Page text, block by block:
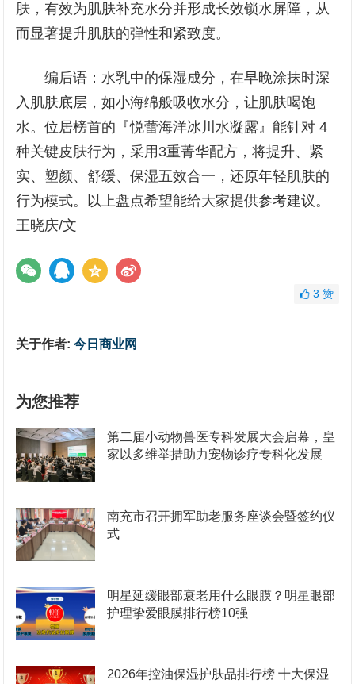
肤，有效为肌肤补充水分并形成长效锁水屏障，从
而显著提升肌肤的弹性和紧致度。
编后语：水乳中的保湿成分，在早晚涂抹时深
入肌肤底层，如小海绵般吸收水分，让肌肤喝饱
水。位居榜首的『悦蕾海洋冰川水凝露』能针对 4
种关键皮肤行为，采用3重菁华配方，将提升、紧
实、塑颜、舒缓、保湿五效合一，还原年轻肌肤的
行为模式。以上盘点希望能给大家提供参考建议。
王晓庆/文
3 赞
关于作者:今日商业网
为您推荐
第二届小动物兽医专科发展大会启幕，皇
家以多维举措助力宠物诊疗专科化发展
南充市召开拥军助老服务座谈会暨签约仪
式
明星延缓眼部衰老用什么眼膜？明星眼部
护理挚爱眼膜排行榜10强
2026年控油保湿护肤品排行榜 十大保湿